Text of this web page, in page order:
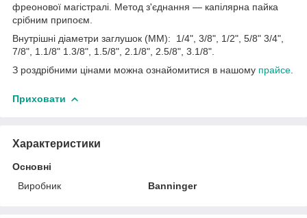
фреонової магістралі. Метод з'єднання — капілярна пайка
срібним припоєм.
Внутрішні діаметри заглушок (ММ): 1/4", 3/8", 1/2", 5/8" 3/4",
7/8", 1.1/8" 1.3/8", 1.5/8", 2.1/8", 2.5/8", 3.1/8".
З роздрібними цінами можна ознайомитися в нашому прайсе
Приховати
Характеристики
Основні
Виробник
Banninger